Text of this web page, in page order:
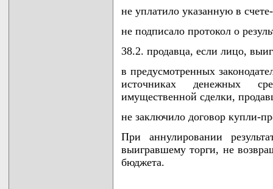
не уплатило указанную в
не подписало протокол о
38.2. продавца, если лицо,
в предусмотренных
источниках денежных
имущественной сделки,
не заключило договор купли-
При аннулировании
выигравшему торги, не
бюджета.